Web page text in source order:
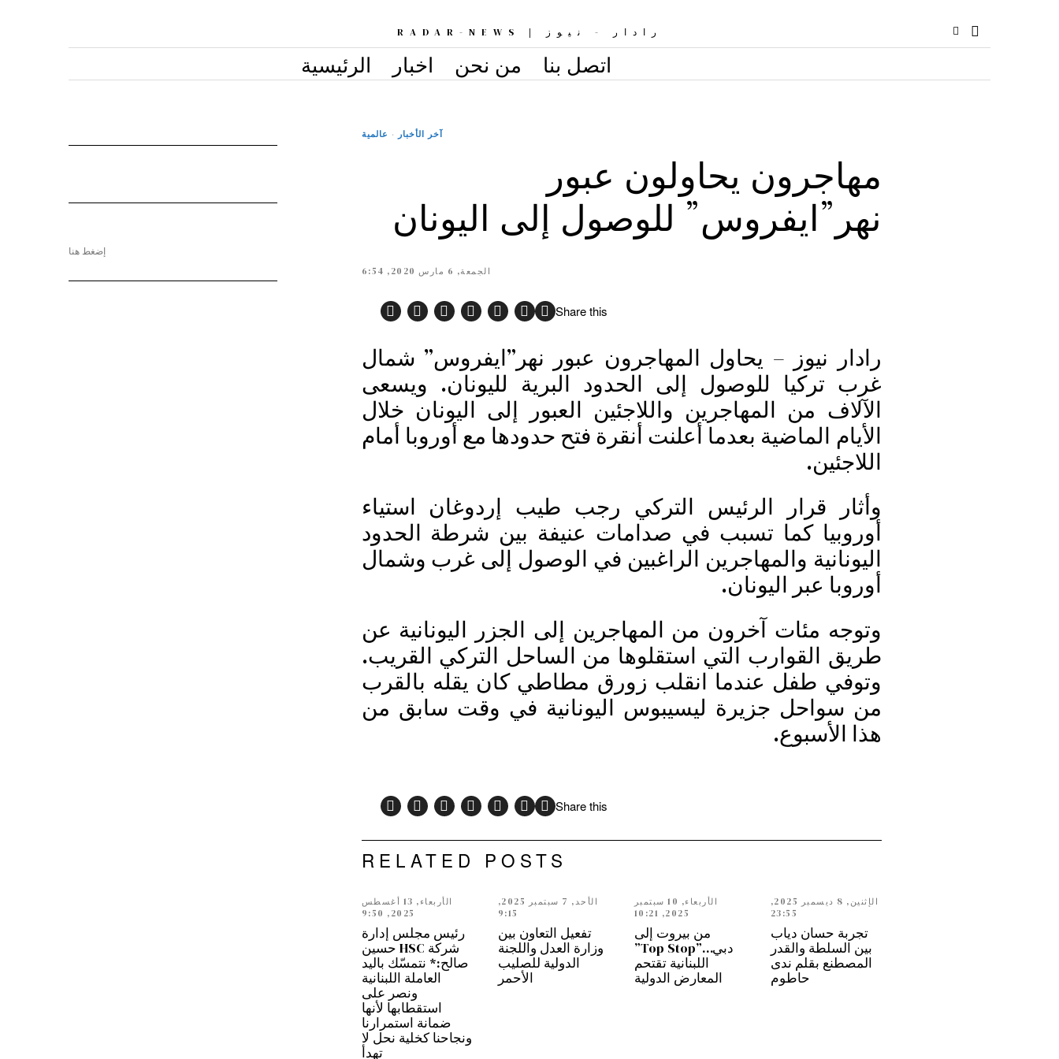
رادار - نيوز | RADAR-NEWS
الرئيسية اخبار من نحن اتصل بنا
آخر الأخبار · عالمية
مهاجرون يحاولون عبور
نهر”ايفروس” للوصول إلى اليونان
الجمعة, 6 مارس 2020, 6:54
Share this
رادار نيوز – يحاول المهاجرون عبور نهر”ايفروس” شمال
غرب تركيا للوصول إلى الحدود البرية لليونان. ويسعى
الآلاف من المهاجرين واللاجئين العبور إلى اليونان خلال
الأيام الماضية بعدما أعلنت أنقرة فتح حدودها مع أوروبا أمام
اللاجئين.
وأثار قرار الرئيس التركي رجب طيب إردوغان استياء
أوروبيا كما تسبب في صدامات عنيفة بين شرطة الحدود
اليونانية والمهاجرين الراغبين في الوصول إلى غرب وشمال
أوروبا عبر اليونان.
وتوجه مئات آخرون من المهاجرين إلى الجزر اليونانية عن
طريق القوارب التي استقلوها من الساحل التركي القريب.
وتوفي طفل عندما انقلب زورق مطاطي كان يقله بالقرب
من سواحل جزيرة ليسيبوس اليونانية في وقت سابق من
هذا الأسبوع.
Share this
RELATED POSTS
الإثنين, 8 ديسمبر 2025,
23:55
تجربة حسان دياب
بين السلطة والقدر
المصطنع بقلم ندى
حاطوم
الأربعاء, 10 سبتمبر
2025, 10:21
من بيروت إلى
دبي…”Top Stop”
اللبنانية تقتحم
المعارض الدولية
الأحد, 7 سبتمبر 2025,
9:15
تفعيل التعاون بين
وزارة العدل واللجنة
الدولية للصليب
الأحمر
الأربعاء, 13 أغسطس
2025, 9:50
رئيس مجلس إدارة
شركة HSC حسين
صالح:* نتمسّك باليد
العاملة اللبنانية
ونصر على
استقطابها لأنها
ضمانة استمرارنا
ونجاحنا كخلية نحل لا
تهدأ
إضغط هنا